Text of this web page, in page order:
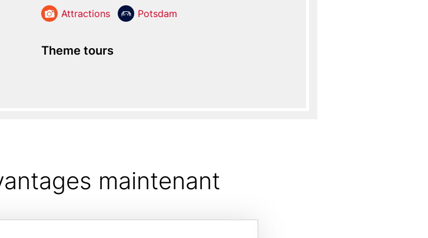
At­tractions Potsdam
Theme tours
maintenant